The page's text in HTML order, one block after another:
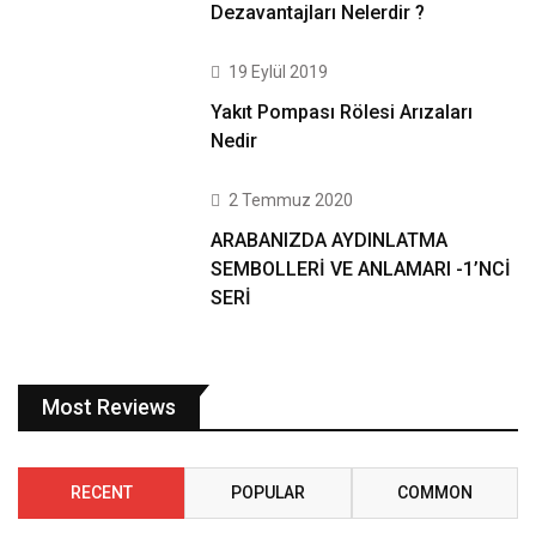
Dezavantajları Nelerdir ?
19 Eylül 2019
Yakıt Pompası Rölesi Arızaları
Nedir
2 Temmuz 2020
ARABANIZDA AYDINLATMA
SEMBOLLERİ VE ANLAMARI -1’NCİ
SERİ
Most Reviews
RECENT POPULAR COMMON